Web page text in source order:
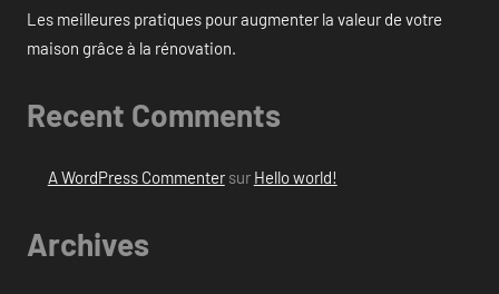
Les meilleures pratiques pour augmenter la valeur de votre
maison grâce à la rénovation.
Recent Comments
A WordPress Commentersur Hello world!
Archives